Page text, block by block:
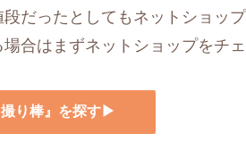
だったとしてもネットショッ
合はまずネットショップをチ
り棒』を探す▶